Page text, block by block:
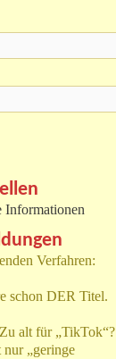
Informationen
Verfahren:
schon DER Titel.
alt für „TikTok“?
nur „geringe